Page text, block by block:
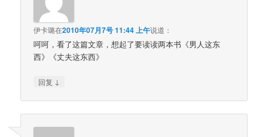
伊卡璐在2010年07月7号 11:44 上午说道：
呵呵，看了这篇文章，想起了要读读两本书《男人这东
西》《丈夫这东西》
回复 ↓